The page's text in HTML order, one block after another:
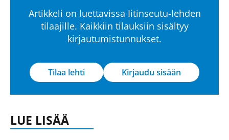
Artikkeli on luettavissa Iitinseutu-lehden
tilaajille. Kaikkiin tilauksiin sisältyy
kirjautumistunnukset.
Tilaa lehti Kirjaudu sisään
LUE LISÄÄ